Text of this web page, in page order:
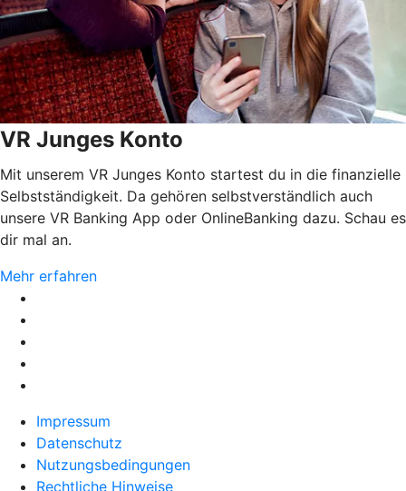
VR Junges Konto
Mit unserem VR Junges Konto startest du in die finanzielle
Selbstständigkeit. Da gehören selbstverständlich auch
unsere VR Banking App oder OnlineBanking dazu. Schau es
dir mal an.
Mehr erfahren
Impressum
Datenschutz
Nutzungsbedingungen
Rechtliche Hinweise